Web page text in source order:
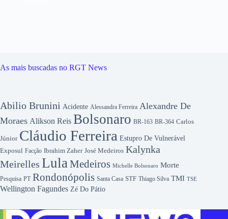
As mais buscadas no RGT News
Abilio Brunini Acidente Alessandra Ferreira Alexandre De
Moraes Alikson Reis Bolsonaro BR-163 BR-364 Carlos
Júnior Cláudio Ferreira Estupro De Vulnerável
Exposul Facção Ibrahim Zaher José Medeiros Kalynka
Meirelles Lula Medeiros Michelle Bolsonaro Morte
Pesquisa PT Rondonópolis Santa Casa STF Thiago Silva TMI TSE
Wellington Fagundes Zé Do Pátio